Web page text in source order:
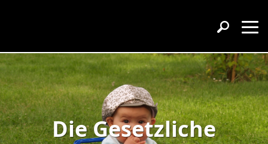
Die Gesetzliche